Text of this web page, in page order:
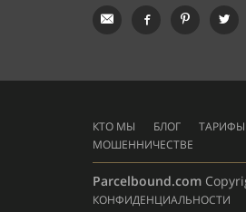
КТО МЫ БЛОГ ТАРИФЫ
МОШЕННИЧЕСТВЕ
Parcelbound.com
КОНФИДЕНЦИАЛЬНОСТИ